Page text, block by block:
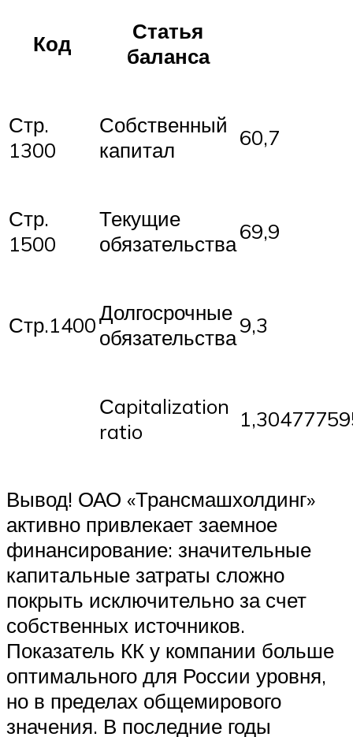
Код
Статья
баланса
Стр.
1300
Собственный
капитал
60,7
Стр.
1500
Текущие
обязательства69,9
Стр.1400Долгосрочные
обязательства9,3
Сapitalization
ratio
Вывод! ОАО «Трансмашхолдинг»
активно привлекает заемное
финансирование: значительные
капитальные затраты сложно
покрыть исключительно за счет
собственных источников.
Показатель КК у компании больше
оптимального для России уровня,
но в пределах общемирового
значения. В последние годы